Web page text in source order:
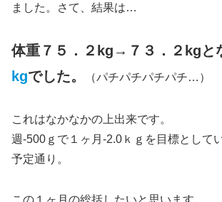
ました。さて、結果は…
体重７５．２kg→７３．２kgと
kgでした。 （パチパチパチパチ…）
これはなかなかの上出来です。
週-500ｇで１ヶ月-2.0ｋｇを目標として
予定通り。
この１ヶ月の総括したいと思います。